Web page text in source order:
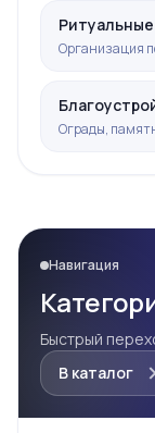
Ритуальные
Организация
Ограды,
Навигация
Быстрый
В каталог